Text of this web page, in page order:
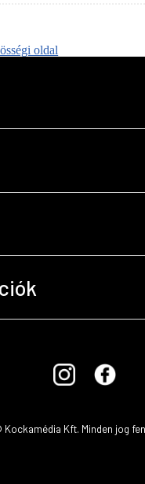
oldal
Kockamédia Kft. Minden jog